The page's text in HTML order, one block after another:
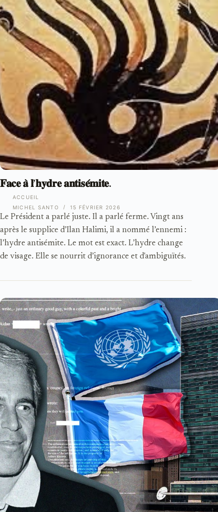
ACCUEIL
𝐅𝐚𝐜𝐞 𝐚̀ 𝐥’𝐡𝐲𝐝𝐫𝐞 𝐚𝐧𝐭𝐢𝐬𝐞́𝐦𝐢𝐭𝐞.
Le Président a parlé juste. Il a parlé ferme. Vingt ans
après le supplice d’Ilan Halimi, il a nommé l’ennemi :
l’hydre antisémite. Le mot est exact. L’hydre change
de visage. Elle se nourrit d’ignorance et d'ambiguïtés.
MICHEL SANTO 15 FÉVRIER 2026